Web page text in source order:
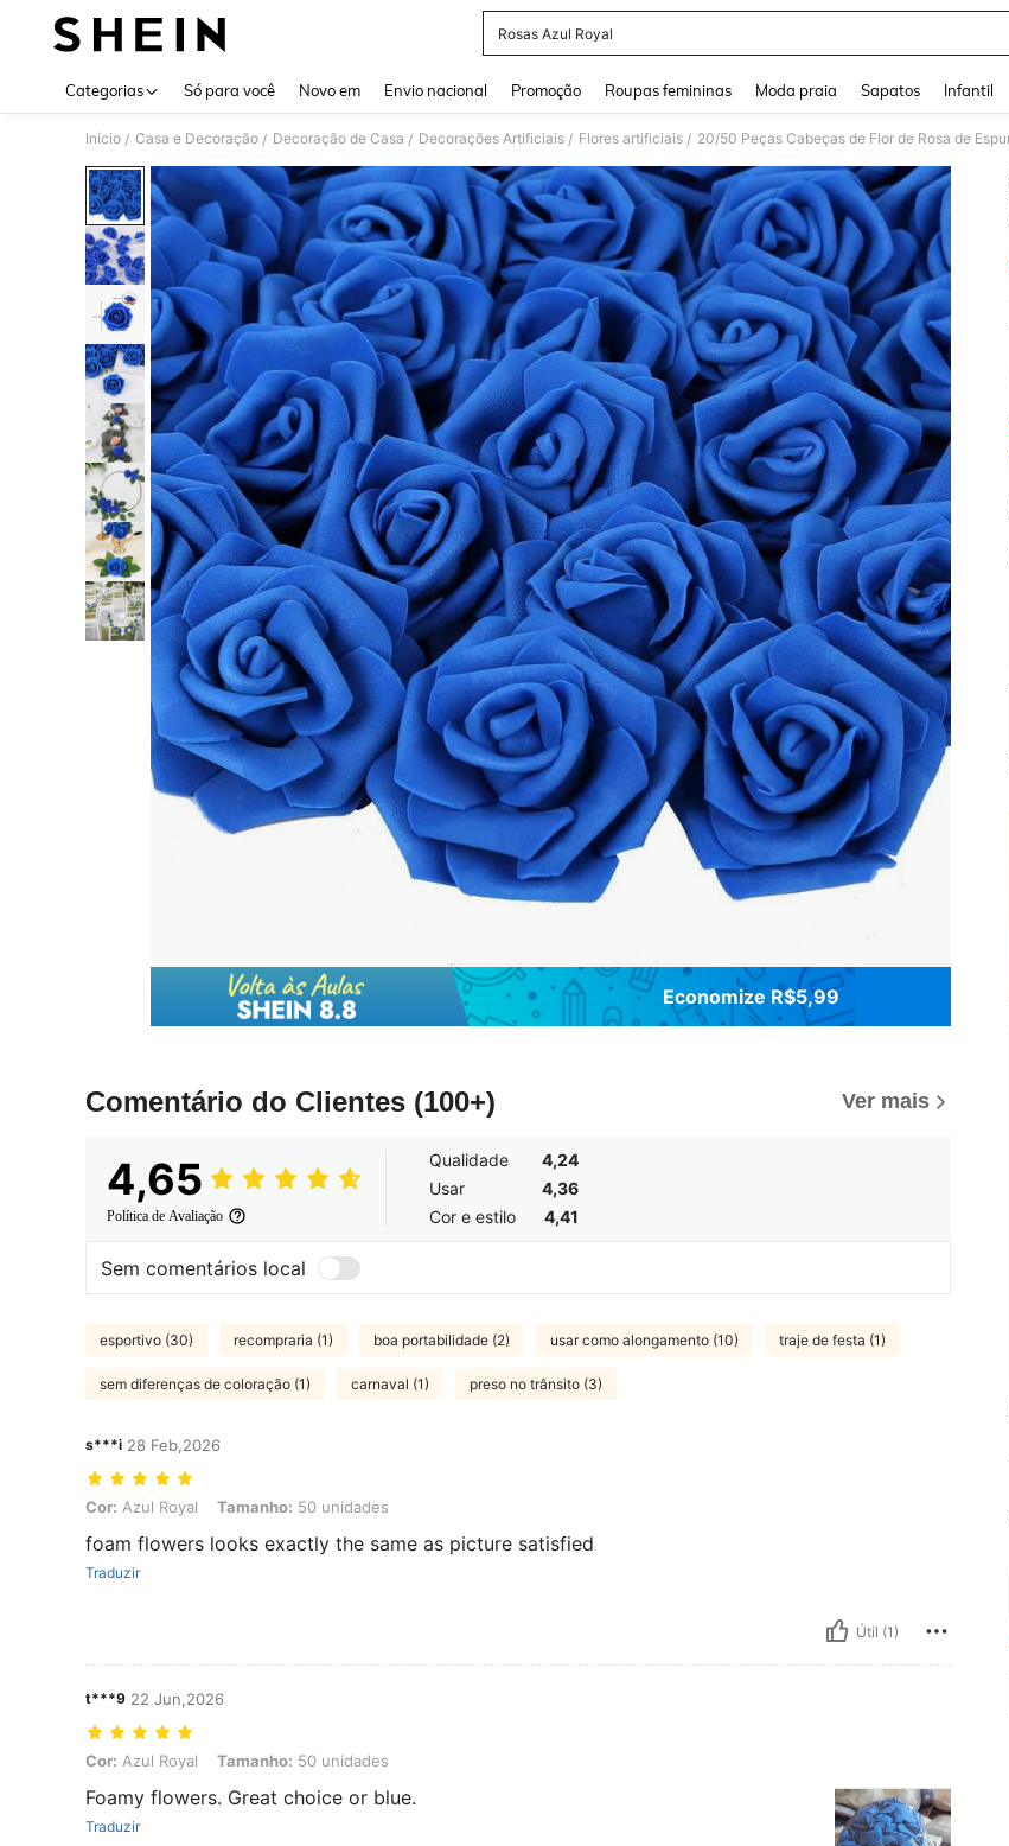
Rosas Azul Royal
Categorias Só para você Novo em Envio nacional Promoção Roupas femininas Moda praia Sapatos Infantil
Início / Casa e Decoração / Decoração de Casa / Decorações Artificiais / Flores artificiais /
Economize R$5,99
Comentário do Clientes (100+) Ver mais
4,65
Política de Avaliação
Qualidade
4,24
Usar
4,36
Cor e estilo
4,41
Sem comentários local
esportivo (30) recompraria (1) boa portabilidade (2) usar como alongamento (10) traje de festa (1)
sem diferenças de coloração (1) carnaval (1) preso no trânsito (3)
s***i 28 Feb,2026
Cor: Azul Royal, Tamanho: 50 unidades
Cor: Azul Royal Tamanho: 50 unidades
foam flowers looks exactly the same as picture satisfied
Traduzir
Útil (1)
t***9 22 Jun,2026
Cor: Azul Royal, Tamanho: 50 unidades
Cor: Azul Royal Tamanho: 50 unidades
Foamy flowers. Great choice or blue.
Traduzir